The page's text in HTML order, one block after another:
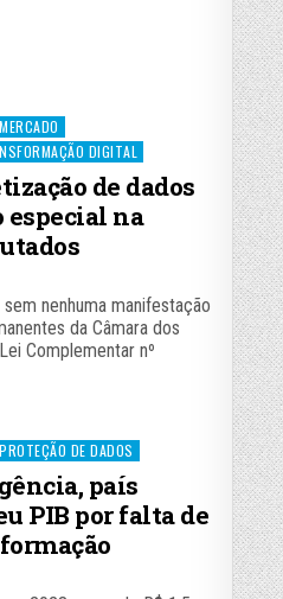
MERCADO
DIGITAL
de dados
especial na
nenhuma manifestação
da Câmara dos
Complementar nº
PROTEÇÃO DE DADOS
país
PIB por falta de